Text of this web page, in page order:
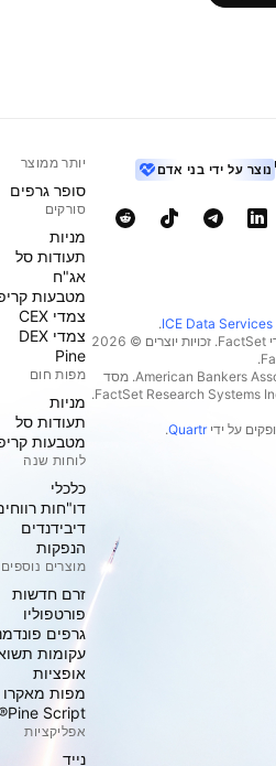
נוצר על ידי בני אדם
ICE Data Services
.
בחר נתוני ייחוס המסופקים על ידי FactSet. זכויות יוצרים © 2026
זכויות יוצרים © 2026, ‏American Bankers Association. מסד
הנתונים CUSIP מסופק על ידי FactSet Research Systems Inc.
Quartr
.
יותר ממוצר
סופר גרפים
סורקים
מניות‏
תעודות סל
אג"ח
מטבעות
צמדי CEX
צמדי DEX
Pine
מפות חום
מניות‏
תעודות סל
מטבעות
לוחות שנה
כלכלי
דו"חות
דיבידנדים
הנפקות
מוצרים נוספים
זרם חדשות
פורטפוליו
גרפים
עקומות
אופציות
מפות מאקרו
Pine Script®
אפליקציות
נייד